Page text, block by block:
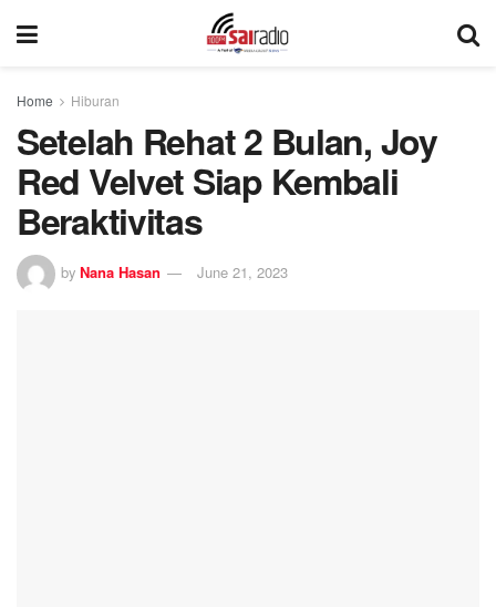
Home Hiburan
Setelah Rehat 2 Bulan, Joy
Red Velvet Siap Kembali
Beraktivitas
by Nana Hasan June 21, 2023